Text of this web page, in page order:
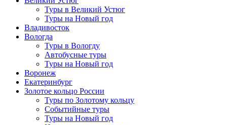
Туры в Великий Устюг
Туры на Новый год
Владивосток
Вологда
Туры в Вологду
Автобусные туры
Туры на Новый год
Воронеж
Екатеринбург
Золотое кольцо России
Туры по Золотому кольцу
Событийные туры
Туры на Новый год